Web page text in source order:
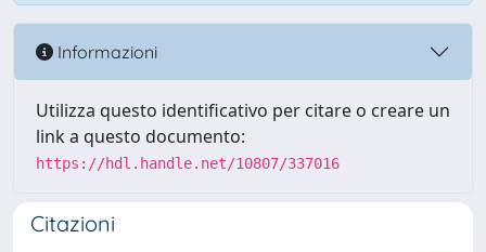
Informazioni
Utilizza questo identificativo per citare o creare un
link a questo documento:
https://hdl.handle.net/10807/337016
Citazioni